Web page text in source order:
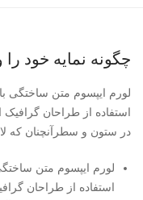
چگونه نمایه خود
لورم ایپسوم متن ساختگی
استفاده از طراحان
در ستون و سطرآنچنان که
لورم ایپسوم متن
استفاده از طراحان